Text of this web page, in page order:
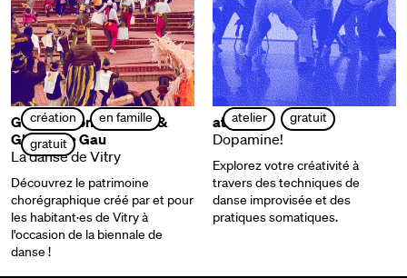
création
en famille
gratuit
Guillem Mont de Palol &
Ghyslaine Gau
La danse de Vitry
Découvrez le patrimoine
chorégraphique créé par et pour
les habitant·es de Vitry à
l'occasion de la biennale de
danse !
atelier gratuit
atelier
Dopamine!
Explorez votre créativité à
travers des techniques de
danse improvisée et des
pratiques somatiques.